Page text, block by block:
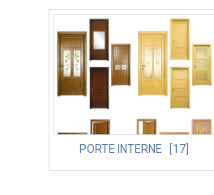
PORTE INTERNE [17]